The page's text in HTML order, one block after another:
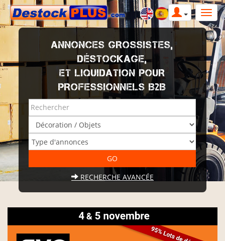
ANNONCES GROSSISTES,
DÉSTOCKAGE,
ET LIQUIDATION POUR
PROFESSIONNELS B2B
RECHERCHE AVANCÉE